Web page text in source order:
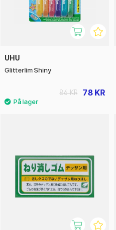
UHU
Glitterlim Shiny
78 KR
86 KR